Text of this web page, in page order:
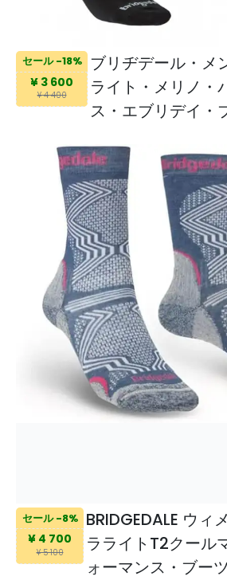
セール -18%
¥ 3 600
¥ 4 400
ブリヂデール・メ
ライト・メリノ・
ス・エブリデイ・
セール -8%
¥ 4 700
¥ 5 100
BRIDGEDALE ウィ
ラライトT2クール
ォーマンス・ブー